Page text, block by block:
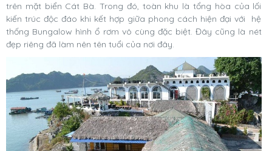
trên mặt biển Cát Bà. Trong đó, toàn khu là tổng hòa của lối
kiến trúc độc đáo khi kết hợp giữa phong cách hiện đại với hệ
thống Bungalow hình ổ rơm vô cùng đặc biệt. Đây cũng là nét
đẹp riêng đã làm nên tên tuổi của nơi đây.